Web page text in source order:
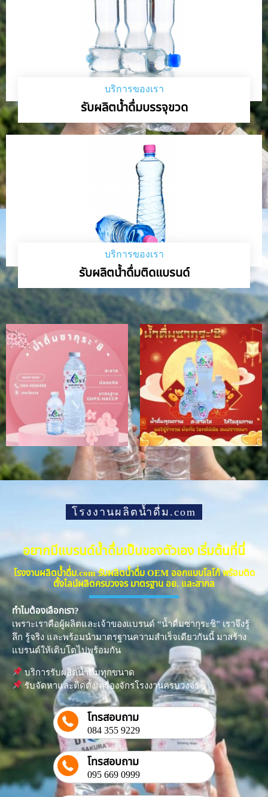
บริการของเรา
รับผลิตน้ำดื่มบรรจุขวด
บริการของเรา
รับผลิตน้ำดื่มติดแบรนด์
โรงงานผลิตน้ำดื่ม.com
อยากมีแบรนด์น้ำดื่มเป็นของตัวเอง เริ่มต้นที่นี่
โรงงานผลิตน้ำดื่ม.com รับผลิตน้ำดื่ม OEM ออกแบบโลโก้ พร้อมติด
ตั้งไลน์ผลิตครบวงจร มาตรฐาน อย. และสากล
ทำไมต้องเลือกเรา?
เพราะเราคือผู้ผลิตและเจ้าของแบรนด์ “น้ำดื่มซากุระชิ” เราจึงรู้
ลึก รู้จริง และพร้อมนำมาตรฐานความสำเร็จเดียวกันนี้ มาสร้าง
แบรนด์ให้เติบโตไปพร้อมกัน
บริการรับผลิตน้ำดื่มทุกขนาด
รับจัดหาและติดตั้งเครื่องจักรโรงงานครบวงจร
โทรสอบถาม
084 355 9229
โทรสอบถาม
095 669 0999